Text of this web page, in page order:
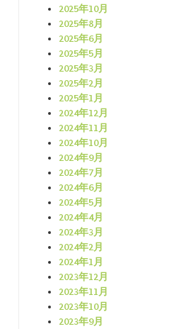
2025年10月
2025年8月
2025年6月
2025年5月
2025年3月
2025年2月
2025年1月
2024年12月
2024年11月
2024年10月
2024年9月
2024年7月
2024年6月
2024年5月
2024年4月
2024年3月
2024年2月
2024年1月
2023年12月
2023年11月
2023年10月
2023年9月